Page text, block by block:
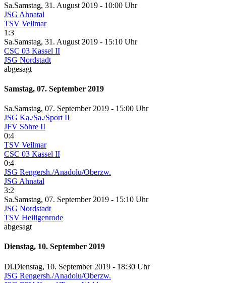
Sa.Samstag, 31. August 2019 - 10:00 Uhr
JSG Ahnatal
TSV Vellmar
1:3
Sa.Samstag, 31. August 2019 - 15:10 Uhr
CSC 03 Kassel II
JSG Nordstadt
abgesagt
Samstag, 07. September 2019
Sa.Samstag, 07. September 2019 - 15:00 Uhr
JSG Ka./Sa./Sport II
JFV Söhre II
0:4
TSV Vellmar
CSC 03 Kassel II
0:4
JSG Rengersh./Anadolu/Oberzw.
JSG Ahnatal
3:2
Sa.Samstag, 07. September 2019 - 15:10 Uhr
JSG Nordstadt
TSV Heiligenrode
abgesagt
Dienstag, 10. September 2019
Di.Dienstag, 10. September 2019 - 18:30 Uhr
JSG Rengersh./Anadolu/Oberzw.